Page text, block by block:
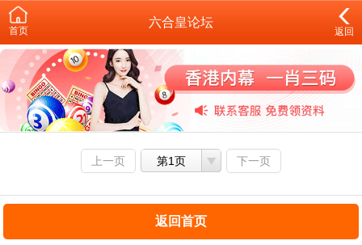
首页
六合皇论坛
返回
上一页 第1页 下一页
返回首页